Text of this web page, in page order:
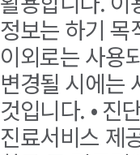
정보는 하기 목
이외로는 사용
변경될 시에는
것입니다. • 진
진료서비스 제